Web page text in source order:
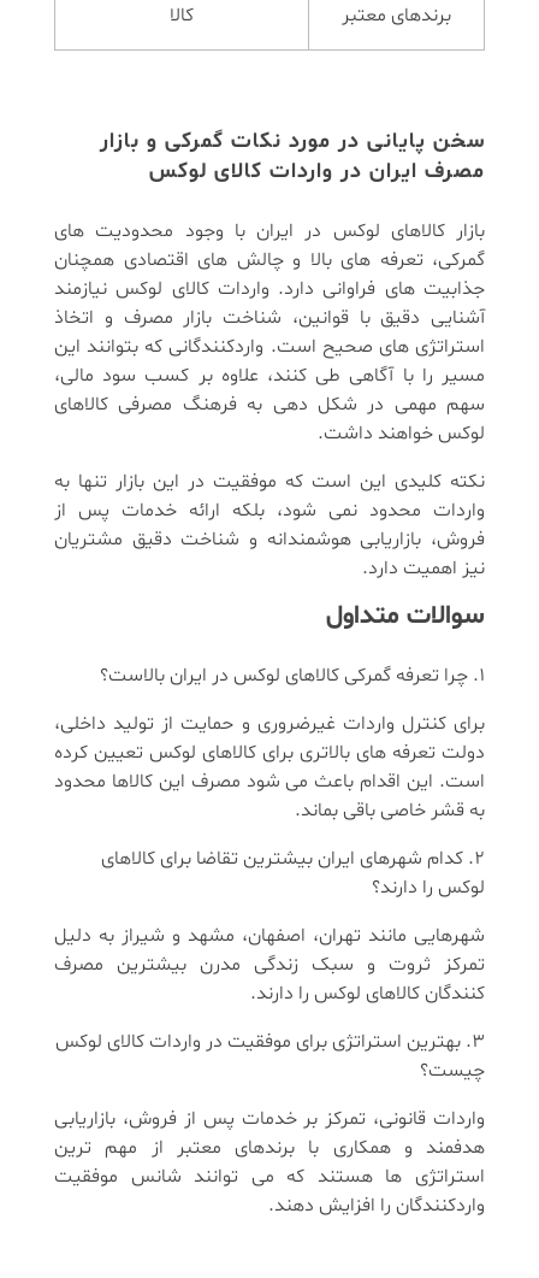
برندهای معتبر
کالا
سخن پایانی در مورد نکات گمرکی و بازار
مصرف ایران در واردات کالای لوکس
بازار کالاهای لوکس در ایران با وجود محدودیت های
گمرکی، تعرفه های بالا و چالش های اقتصادی همچنان
جذابیت های فراوانی دارد. واردات کالای لوکس نیازمند
آشنایی دقیق با قوانین، شناخت بازار مصرف و اتخاذ
استراتژی های صحیح است. واردکنندگانی که بتوانند این
مسیر را با آگاهی طی کنند، علاوه بر کسب سود مالی،
سهم مهمی در شکل دهی به فرهنگ مصرفی کالاهای
لوکس خواهند داشت.
نکته کلیدی این است که موفقیت در این بازار تنها به
واردات محدود نمی شود، بلکه ارائه خدمات پس از
فروش، بازاریابی هوشمندانه و شناخت دقیق مشتریان
نیز اهمیت دارد.
سوالات متداول
چرا تعرفه گمرکی کالاهای لوکس در ایران بالاست؟
برای کنترل واردات غیرضروری و حمایت از تولید داخلی،
دولت تعرفه های بالاتری برای کالاهای لوکس تعیین کرده
است. این اقدام باعث می شود مصرف این کالاها محدود
به قشر خاصی باقی بماند.
کدام شهرهای ایران بیشترین تقاضا برای کالاهای
لوکس را دارند؟
شهرهایی مانند تهران، اصفهان، مشهد و شیراز به دلیل
تمرکز ثروت و سبک زندگی مدرن بیشترین مصرف
کنندگان کالاهای لوکس را دارند.
بهترین استراتژی برای موفقیت در واردات کالای لوکس
چیست؟
واردات قانونی، تمرکز بر خدمات پس از فروش، بازاریابی
هدفمند و همکاری با برندهای معتبر از مهم ترین
استراتژی ها هستند که می توانند شانس موفقیت
واردکنندگان را افزایش دهند.